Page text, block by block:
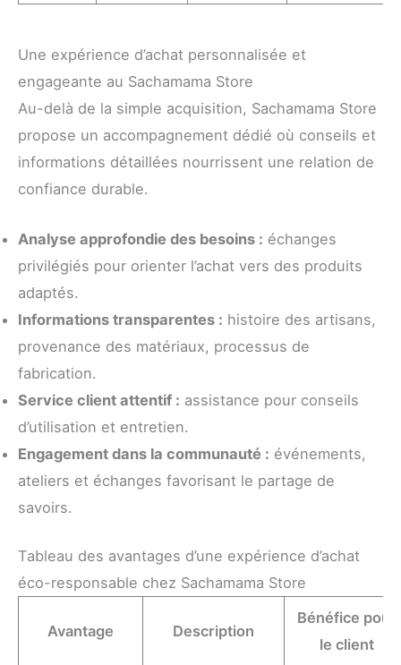
Une expérience d’achat personnalisée et
engageante au Sachamama Store
Au-delà de la simple acquisition, Sachamama Store
propose un accompagnement dédié où conseils et
informations détaillées nourrissent une relation de
confiance durable.
Analyse approfondie des besoins : échanges
privilégiés pour orienter l’achat vers des produits
adaptés.
Informations transparentes : histoire des artisans,
provenance des matériaux, processus de
fabrication.
Service client attentif : assistance pour conseils
d’utilisation et entretien.
Engagement dans la communauté : événements,
ateliers et échanges favorisant le partage de
savoirs.
Tableau des avantages d’une expérience d’achat
éco-responsable chez Sachamama Store
Avantage Description
Bénéfice pour
le client